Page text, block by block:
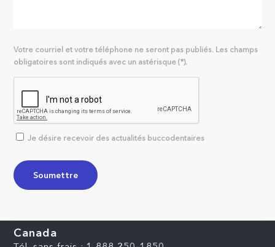
Votre courriel et votre téléphone ne seront pas publiés. Les champs
obligatoires sont indiqués avec un astérisque (*).
Je désire recevoir des actualités buccodentaires
Canada